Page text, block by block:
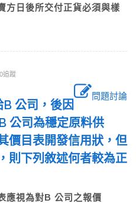
方日後所交付正貨必須與樣
0追蹤
問題討論
公司，後因
公司為穩定原料供
價目表開發信用狀，但
則下列敘述何者較為正
應視為對B 公司之報價